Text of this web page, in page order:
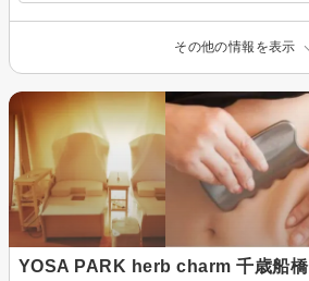
その他の情報を表示
YOSA PARK herb charm 千歳船橋